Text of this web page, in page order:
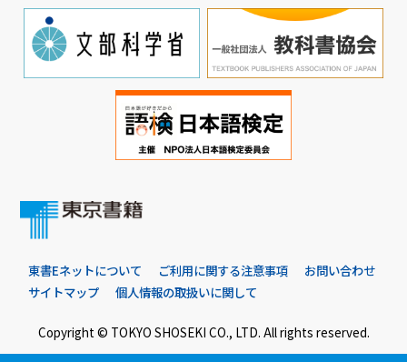
東書Eネットについて ご利用に関する注意事項
お問い合わせ
サイトマップ
個人情報の取扱いに関して
Copyright © TOKYO SHOSEKI CO., LTD. All rights reserved.